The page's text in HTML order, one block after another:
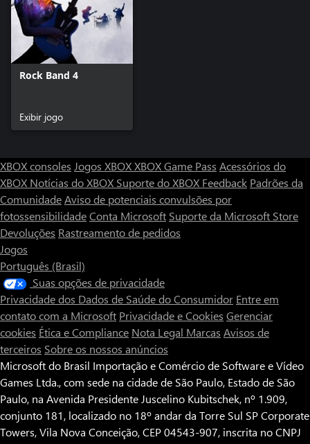
Rock Band 4
Exibir jogo
XBOX consoles Jogos XBOXXBOX Game Pass Acessórios do
XBOX Notícias do XBOX Suporte do XBOX Feedback Padrões da
ComunidadeAviso de potenciais convulsões por
fotossensibilidadeConta Microsoft Suporte da Microsoft Store
Devoluções Rastreamento de pedidos
Jogos
Português (Brasil)
Suas opções de privacidade
Privacidade dos Dados de Saúde do Consumidor Entre em
contato com a Microsoft Privacidade e Cookies Gerenciar
cookies Ética e Compliance Nota Legal Marcas Avisos de
terceiros Sobre os nossos anúncios
Microsoft do Brasil Importação e Comércio de Software e Vídeo
Games Ltda., com sede na cidade de São Paulo, Estado de São
Paulo, na Avenida Presidente Juscelino Kubitschek, nº 1.909,
conjunto 181, localizado no 18º andar da Torre Sul SP Corporate
Towers, Vila Nova Conceição, CEP 04543-907, inscrita no CNPJ